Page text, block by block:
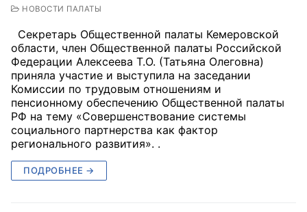
НОВОСТИ ПАЛАТЫ
Секретарь Общественной палаты Кемеровской
области, член Общественной палаты Российской
Федерации Алексеева Т.О. (Татьяна Олеговна)
приняла участие и выступила на заседании
Комиссии по трудовым отношениям и
пенсионному обеспечению Общественной палаты
РФ на тему «Совершенствование системы
социального партнерства как фактор
регионального развития». .
ПОДРОБНЕЕ →